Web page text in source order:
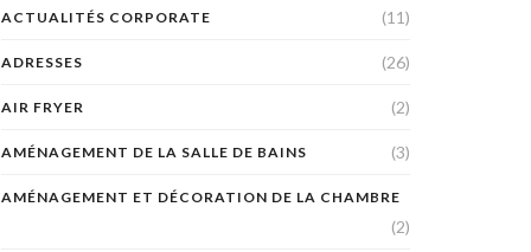
ACTUALITÉS CORPORATE (11)
ADRESSES (26)
AIR FRYER (2)
AMÉNAGEMENT DE LA SALLE DE BAINS (3)
AMÉNAGEMENT ET DÉCORATION DE LA CHAMBRE
(2)